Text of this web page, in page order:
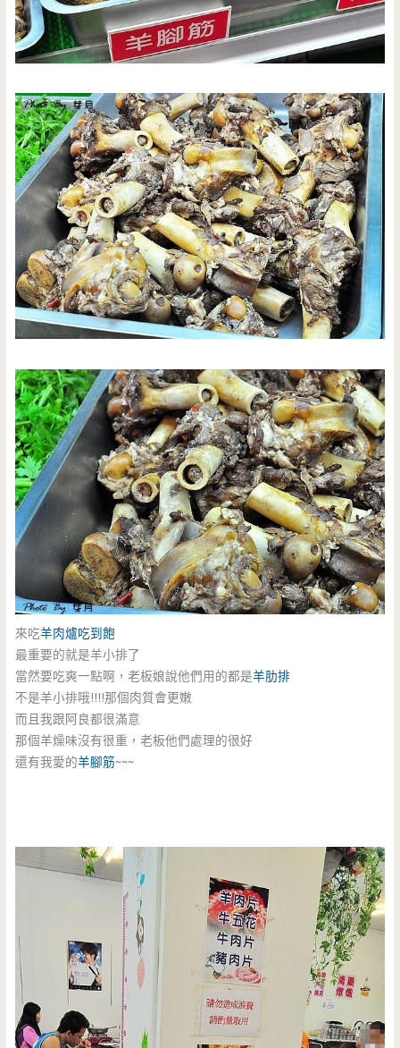
來吃羊肉爐吃到飽
最重要的就是羊小排了
當然要吃爽一點啊，老板娘說他們用的都是羊肋排
不是羊小排哦!!!!那個肉質會更嫩
而且我跟阿良都很滿意
那個羊燥味沒有很重，老板他們處理的很好
還有我愛的羊腳筋~~~